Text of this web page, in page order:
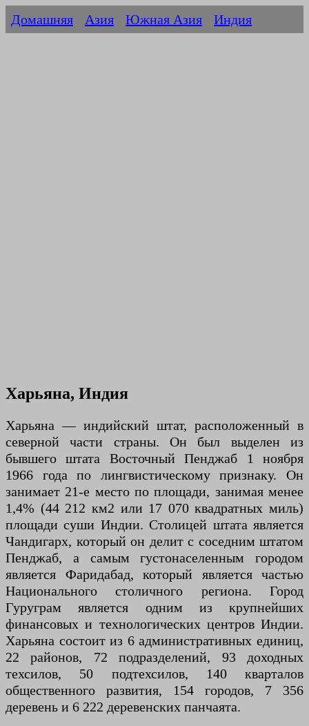
Домашняя Азия Южная Азия Индия
Харьяна, Индия
Харьяна — индийский штат, расположенный в
северной части страны. Он был выделен из
бывшего штата Восточный Пенджаб 1 ноября
1966 года по лингвистическому признаку. Он
занимает 21-е место по площади, занимая менее
1,4% (44 212 км2 или 17 070 квадратных миль)
площади суши Индии. Столицей штата является
Чандигарх, который он делит с соседним штатом
Пенджаб, а самым густонаселенным городом
является Фаридабад, который является частью
Национального столичного региона. Город
Гуруграм является одним из крупнейших
финансовых и технологических центров Индии.
Харьяна состоит из 6 административных единиц,
22 районов, 72 подразделений, 93 доходных
техсилов, 50 подтехсилов, 140 кварталов
общественного развития, 154 городов, 7 356
деревень и 6 222 деревенских панчаята.